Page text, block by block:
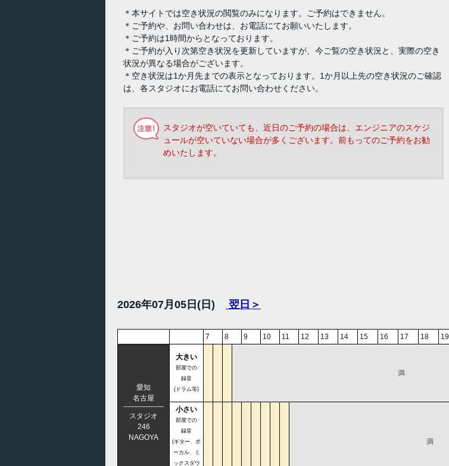
＊本サイトでは空き状況の閲覧のみになります。ご予約はできません。
＊ご予約や、お問い合わせは、お電話にてお願いいたします。
＊ご予約は1時間からとなっております。
＊ご予約が入り次第空き状況を更新していますが、今ご覧の空き状況と、実際の空き
状況が異なる場合がございます。
＊空き状況は1か月先までの表示となっております。1か月以上先の空き状況のご確認
は、各スタジオにお電話にてお問い合わせください。
スタジオが空いていても、近日のご予約の場合は、エンジニアのスケジ
ュールが空いていない場合が多くございます。前もってのご予約をお勧
めいたします。
2026年07月05日(日) 翌日＞
7 8 9 10 11 12 13 14 15 16 17 18 19
愛知
名古屋
スタジオ
246
NAGOYA
大きい
部屋での
録音
(ドラム等)
満
小さい
部屋での
録音
(ギター、ボ
ーカル、ミ
ックスダウ
満